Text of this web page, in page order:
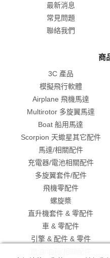
最新消息
常見問題
聯絡我們
商
3C 產品
模擬飛行軟體
Airplane 飛機馬達
Multirotor 多旋翼馬達
Boat 船用馬達
Scorpion 天蠍星其它配件
馬達/相關配件
充電器/電池相關配件
多旋翼套件/配件
飛機零配件
螺旋槳
直升機套件 & 零配件
車 & 零配件
引擎 & 配件 & 零件